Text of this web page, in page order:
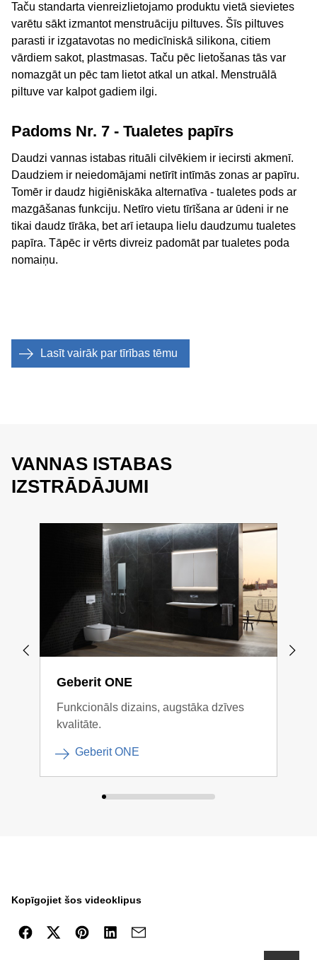
Taču standarta vienreizlietojamo produktu vietā sievietes
varētu sākt izmantot menstruāciju piltuves. Šīs piltuves
parasti ir izgatavotas no medicīniskā silikona, citiem
vārdiem sakot, plastmasas. Taču pēc lietošanas tās var
nomazgāt un pēc tam lietot atkal un atkal. Menstruālā
piltuve var kalpot gadiem ilgi.
Padoms Nr. 7 - Tualetes papīrs
Daudzi vannas istabas rituāli cilvēkiem ir iecirsti akmenī.
Daudziem ir neiedomājami netīrīt intīmās zonas ar papīru.
Tomēr ir daudz higiēniskāka alternatīva - tualetes pods ar
mazgāšanas funkciju. Netīro vietu tīrīšana ar ūdeni ir ne
tikai daudz tīrāka, bet arī ietaupa lielu daudzumu tualetes
papīra. Tāpēc ir vērts divreiz padomāt par tualetes poda
nomaiņu.
Lasīt vairāk par tīrības tēmu
VANNAS ISTABAS
IZSTRĀDĀJUMI
Geberit ONE
Funkcionāls dizains, augstāka dzīves
kvalitāte.
Geberit ONE
Kopīgojiet šos videoklipus